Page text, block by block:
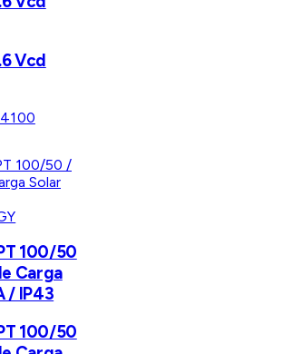
Vcd
100/50
Carga
/ IP43
100/50